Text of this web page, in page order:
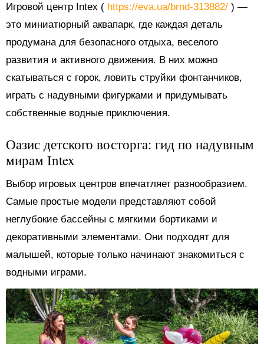
Игровой центр Intex ( https://eva.ua/brnd-313882/ ) —
это миниатюрный аквапарк, где каждая деталь
продумана для безопасного отдыха, веселого
развития и активного движения. В них можно
скатываться с горок, ловить струйки фонтанчиков,
играть с надувными фигурками и придумывать
собственные водные приключения.
Оазис детского восторга: гид по надувным
мирам Intex
Выбор игровых центров впечатляет разнообразием.
Самые простые модели представляют собой
неглубокие бассейны с мягкими бортиками и
декоративными элементами. Они подходят для
малышей, которые только начинают знакомиться с
водными играми.